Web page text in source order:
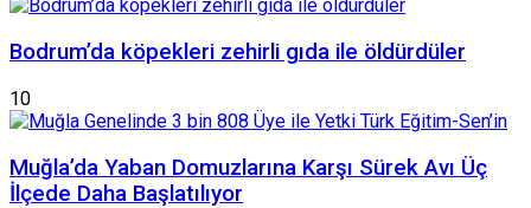
Bodrum’da köpekleri zehirli gıda ile öldürdüler
10
Muğla’da Yaban Domuzlarına Karşı Sürek Avı Üç
İlçede Daha Başlatılıyor